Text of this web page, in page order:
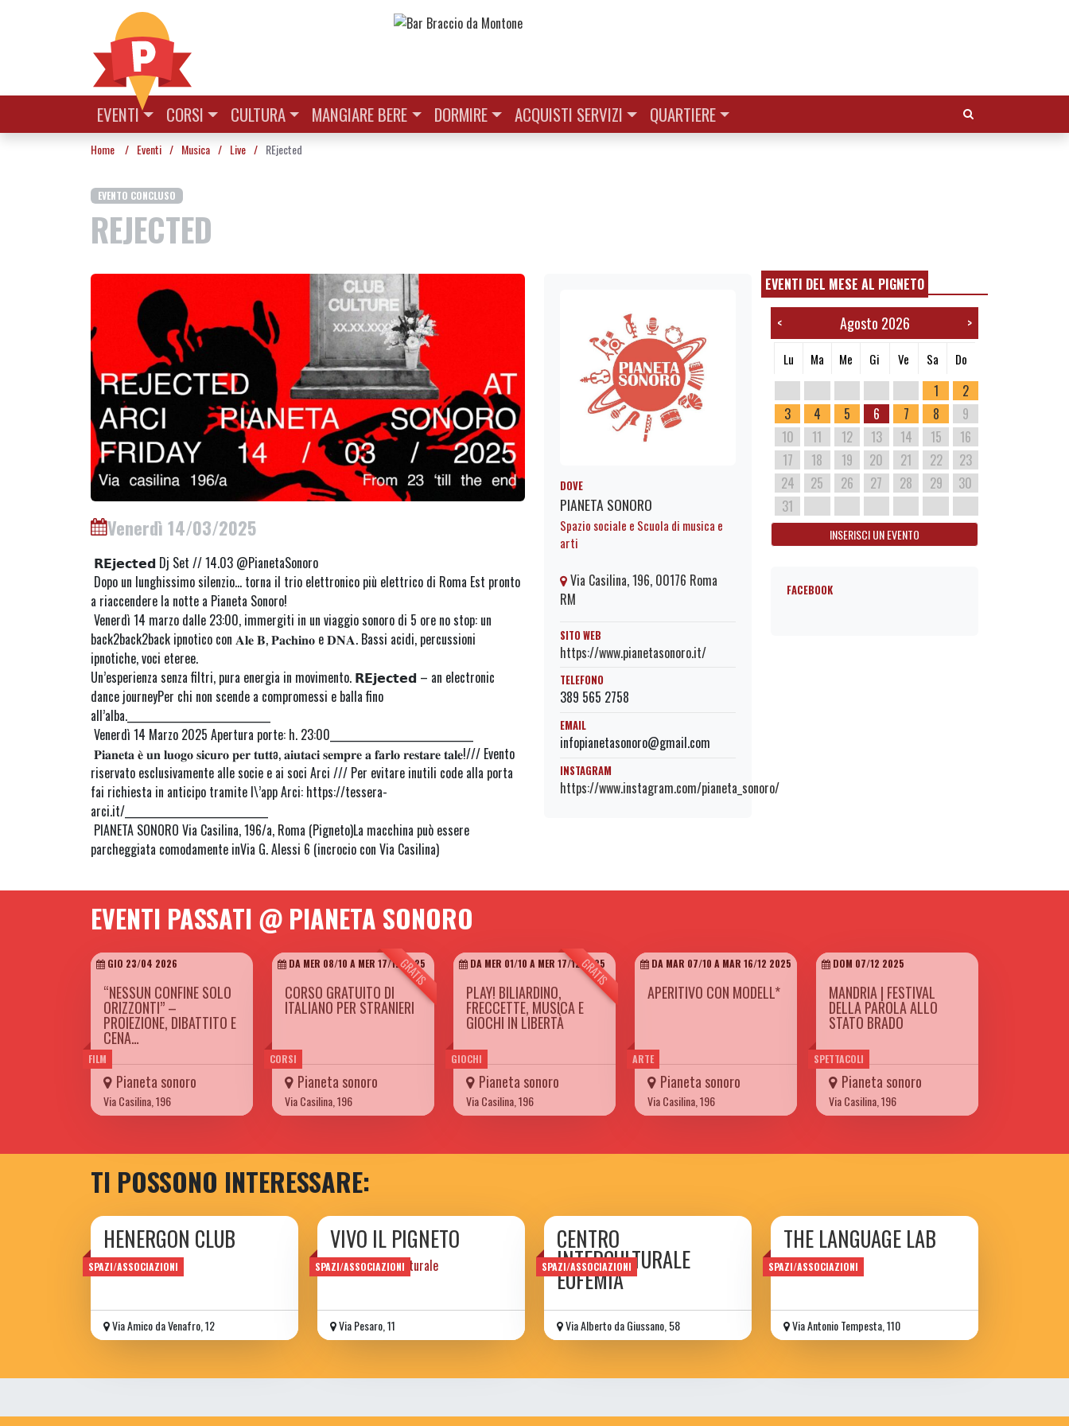
EVENTI CORSI CULTURA MANGIARE BERE DORMIRE ACQUISTI SERVIZI QUARTIERE Cerca:
Home / Eventi / Musica / Live / REjected
EVENTO CONCLUSO
REJECTED
Venerdì 14/03/2025
𝗥𝗘𝗷𝗲𝗰𝘁𝗲𝗱 Dj Set // 14.03 @PianetaSonoro
Dopo un lunghissimo silenzio… torna il trio elettronico più elettrico di Roma Est pronto
a riaccendere la notte a Pianeta Sonoro!
Venerdì 14 marzo dalle 23:00, immergiti in un viaggio sonoro di 5 ore no stop: un
back2back2back ipnotico con 𝐀𝐥𝐞 𝐁, 𝐏𝐚𝐜𝐡𝐢𝐧𝐨 e 𝐃𝐍𝐀. Bassi acidi, percussioni
ipnotiche, voci eteree.
Un’esperienza senza filtri, pura energia in movimento. 𝗥𝗘𝗷𝗲𝗰𝘁𝗲𝗱 – an electronic
dance journeyPer chi non scende a compromessi e balla fino
all’alba.______________________________
Venerdì 14 Marzo 2025 Apertura porte: h. 23:00______________________________
𝐏𝐢𝐚𝐧𝐞𝐭𝐚 𝐞̀ 𝐮𝐧 𝐥𝐮𝐨𝐠𝐨 𝐬𝐢𝐜𝐮𝐫𝐨 𝐩𝐞𝐫 𝐭𝐮𝐭𝐭ə, 𝐚𝐢𝐮𝐭𝐚𝐜𝐢 𝐬𝐞𝐦𝐩𝐫𝐞 𝐚 𝐟𝐚𝐫𝐥𝐨 𝐫𝐞𝐬𝐭𝐚𝐫𝐞 𝐭𝐚𝐥𝐞!/// Evento
riservato esclusivamente alle socie e ai soci Arci /// Per evitare inutili code alla porta
fai richiesta in anticipo tramite l\’app Arci: https://tessera-
arci.it/______________________________
PIANETA SONORO Via Casilina, 196/a, Roma (Pigneto)La macchina può essere
parcheggiata comodamente inVia G. Alessi 6 (incrocio con Via Casilina)
DOVE
PIANETA SONORO
Spazio sociale e Scuola di musica e
arti
Via Casilina, 196, 00176 Roma
RM
SITO WEB
https://www.pianetasonoro.it/
TELEFONO
389 565 2758
EMAIL
infopianetasonoro@gmail.com
INSTAGRAM
https://www.instagram.com/pianeta_sonoro/
EVENTI DEL MESE AL PIGNETO
< Agosto 2026 >
Lu Ma Me Gi Ve Sa Do
1
2
3
4 5 6 7 8
9
10
11 12 13 14 15
16
17
18 19 20 21 22
23
24
25 26 27 28 29
30
31
INSERISCI UN EVENTO
FACEBOOK
EVENTI PASSATI @ PIANETA SONORO
FILM
GIO 23/04 2026
“NESSUN CONFINE SOLO
ORIZZONTI” –
PROIEZIONE, DIBATTITO E
CENA…
Pianeta sonoro
Via Casilina, 196
CORSI
GRATIS
DA MER 08/10 A MER 17/12 2025
CORSO GRATUITO DI
ITALIANO PER STRANIERI
Pianeta sonoro
Via Casilina, 196
GIOCHI
GRATIS
DA MER 01/10 A MER 17/12 2025
PLAY! BILIARDINO,
FRECCETTE, MUSICA E
GIOCHI IN LIBERTÀ
Pianeta sonoro
Via Casilina, 196
ARTE
DA MAR 07/10 A MAR 16/12 2025
APERITIVO CON MODELL*
Pianeta sonoro
Via Casilina, 196
SPETTACOLI
DOM 07/12 2025
MANDRIA | FESTIVAL
DELLA PAROLA ALLO
STATO BRADO
Pianeta sonoro
Via Casilina, 196
TI POSSONO INTERESSARE:
SPAZI/ASSOCIAZIONI
HENERGON CLUB
Ass. Culturale
Via Amico da Venafro, 12
SPAZI/ASSOCIAZIONI
VIVO IL PIGNETO
associazione culturale
Via Pesaro, 11
SPAZI/ASSOCIAZIONI
CENTRO
INTERCULTURALE
EUFEMIA
Via Alberto da Giussano, 58
SPAZI/ASSOCIAZIONI
THE LANGUAGE LAB
Via Antonio Tempesta, 110